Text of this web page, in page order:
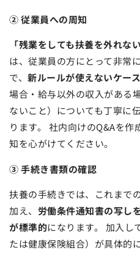
② 従業員への周知
「残業をしても扶養を外れな
は、従業員の方にとって非常
で、 新ルールが使えないケース
場合・給与以外の収入がある
ないこと）についても丁寧に
ります。 社内向けのQ&Aを
知を心がけてください。
③ 手続き書類の確認
扶養の手続きでは、これまで
加え、 労働条件通知書の写し
が標準的になります。 加入し
たは健康保険組合）が具体的